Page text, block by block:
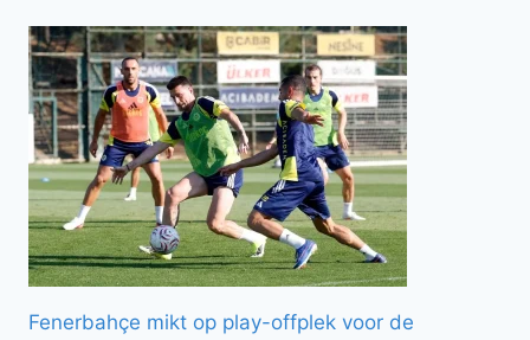
Fenerbahçe mikt op play-offplek voor de